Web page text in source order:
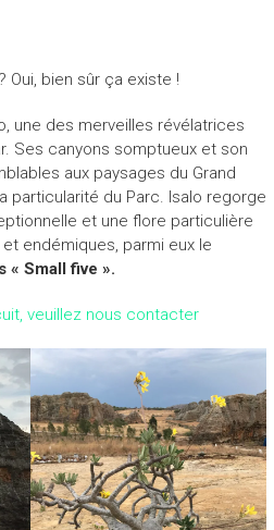
Oui, bien sûr ça existe !
une des merveilles révélatrices
Ses canyons somptueux et son
aux paysages du Grand
particularité du Parc. Isalo regorge
et une flore particulière
endémiques, parmi eux le
« Small five ».
veuillez nous contacter